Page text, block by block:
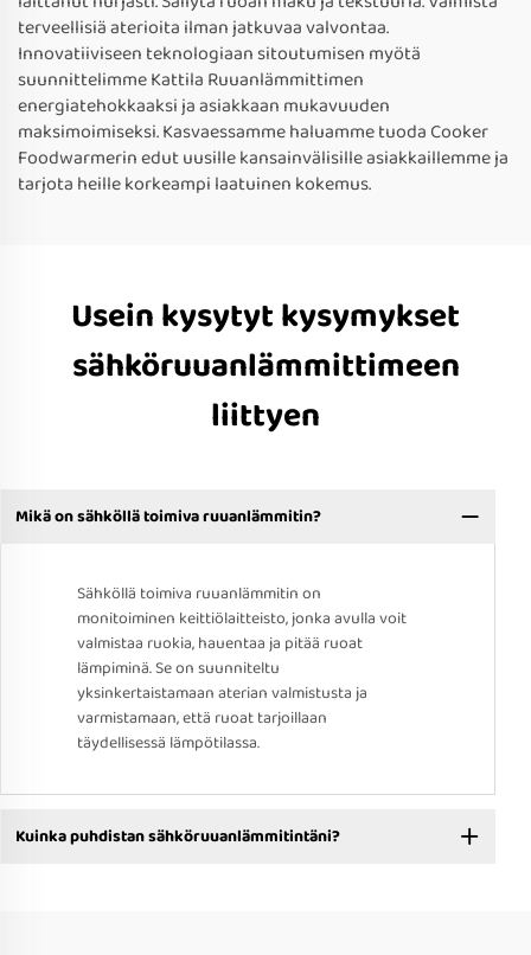
terveellisiä aterioita ilman jatkuvaa valvontaa.
Innovatiiviseen teknologiaan sitoutumisen myötä
suunnittelimme Kattila Ruuanlämmittimen
energiatehokkaaksi ja asiakkaan mukavuuden
maksimoimiseksi. Kasvaessamme haluamme tuoda Cooker
Foodwarmerin edut uusille kansainvälisille asiakkaillemme ja
tarjota heille korkeampi laatuinen kokemus.
Usein kysytyt kysymykset
sähköruuanlämmittimeen
liittyen
Mikä on sähköllä toimiva ruuanlämmitin?
Sähköllä toimiva ruuanlämmitin on
monitoiminen keittiölaitteisto, jonka avulla voit
valmistaa ruokia, hauentaa ja pitää ruoat
lämpiminä. Se on suunniteltu
yksinkertaistamaan aterian valmistusta ja
varmistamaan, että ruoat tarjoillaan
täydellisessä lämpötilassa.
Kuinka puhdistan sähköruuanlämmitintäni?